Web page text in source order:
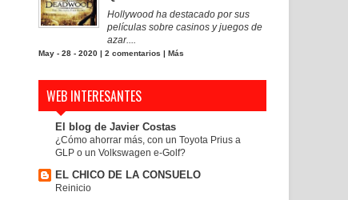
Hollywood ha destacado por sus
películas sobre casinos y juegos de
azar....
May - 28 - 2020 | 2 comentarios | Más
WEB INTERESANTES
El blog de Javier Costas
¿Cómo ahorrar más, con un Toyota Prius a
GLP o un Volkswagen e-Golf?
EL CHICO DE LA CONSUELO
Reinicio